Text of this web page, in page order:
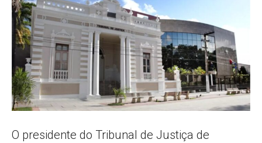
–
AL
O presidente do Tribunal de Justiça de